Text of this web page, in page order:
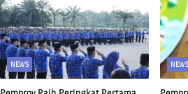
NEWS NEWS